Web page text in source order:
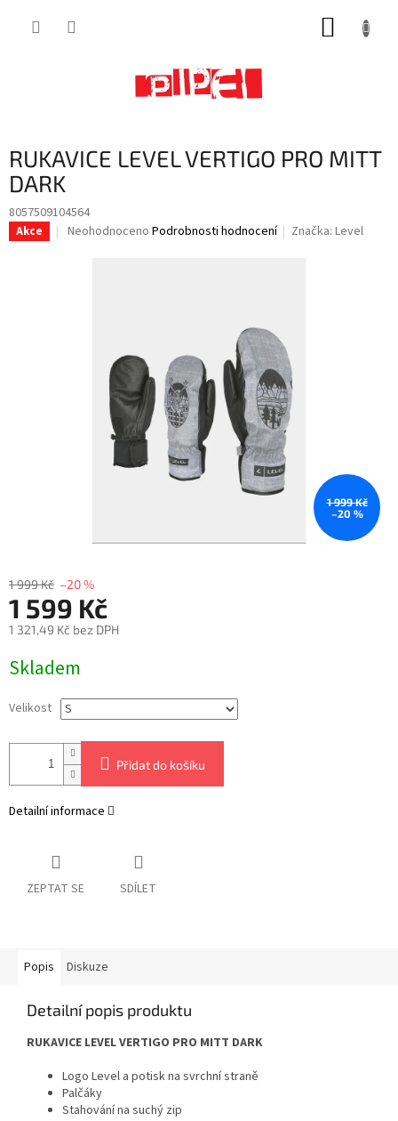
RUKAVICE LEVEL VERTIGO PRO MITT
DARK
8057509104564
Akce
Průměrné
Neohodnoceno Podrobnosti hodnocení Značka:Level
1 999 Kč
–20 %
1 999 Kč –20 %
1 599 Kč
1 321,49 Kč bez DPH
cena:
Skladem
Velikost
Přidat do košíku
Detailní informace
ZEPTAT SE SDÍLET
Popis Diskuze
Detailní popis produktu
RUKAVICE LEVEL VERTIGO PRO MITT DARK
Logo Level a potisk na svrchní straně
Palčáky
Stahování na suchý zip